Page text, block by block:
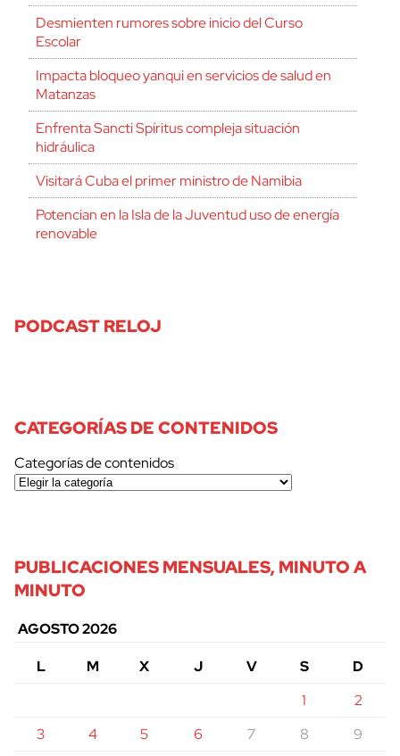
Desmienten rumores sobre inicio del Curso
Escolar
Impacta bloqueo yanqui en servicios de salud en
Matanzas
Enfrenta Sancti Spíritus compleja situación
hidráulica
Visitará Cuba el primer ministro de Namibia
Potencian en la Isla de la Juventud uso de energía
renovable
PODCAST RELOJ
CATEGORÍAS DE CONTENIDOS
Categorías de contenidos
PUBLICACIONES MENSUALES, MINUTO A
MINUTO
AGOSTO 2026
L
M X J V S
D
1
2
3
4 5 6 7 8 9